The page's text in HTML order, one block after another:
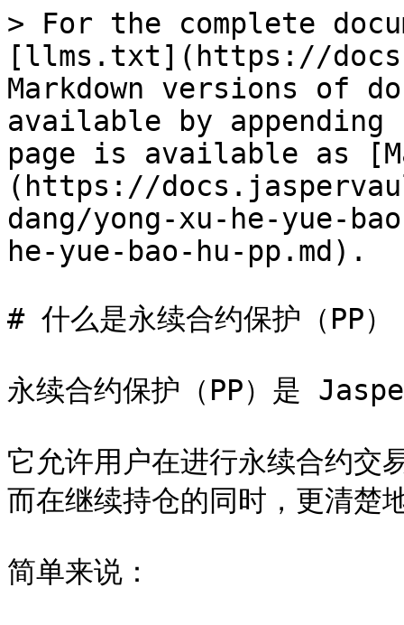
> For the complete
[llms.txt](https://
Markdown versions of
available by
page is available as
(https://
dang/yong-xu-he-yue-
he-yue-bao-hu-pp.md).
# 什么是永续合约保护（PP）
永续合约保护（PP）是
它允许用户在进行永续合约交
而在继续持仓的同时，更清楚
简单来说：